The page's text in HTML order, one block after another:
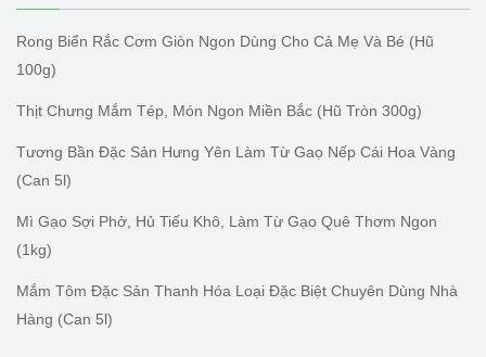
Rong Biển Rắc Cơm Giòn Ngon Dùng Cho Cả Mẹ Và Bé (hũ
100g)
Thịt Chưng Mắm Tép, Món Ngon Miền Bắc (hũ Tròn 300g)
Tương Bần Đặc Sản Hưng Yên Làm Từ Gaọ Nếp Cái Hoa Vàng
(can 5l)
Mì Gạo Sợi Phở, Hủ Tiếu Khô, Làm Từ Gạo Quê Thơm Ngon
(1kg)
Mắm Tôm Đặc Sản Thanh Hóa Loại Đặc Biệt Chuyên Dùng Nhà
Hàng (can 5l)